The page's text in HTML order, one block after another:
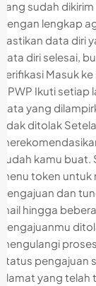
yang sudah
dengan lengkap
Pastikan data diri
data diri selesai,
verifikasi Masuk
NPWP Ikuti
data yang
tidak ditolak
sudah kamu
menu token
pengajuan dan
mail hingga
pengajuanmu
mengulangi
status pengajuan
alamat yang